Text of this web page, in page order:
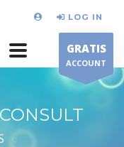
LOG IN
GRATIS
ACCOUNT